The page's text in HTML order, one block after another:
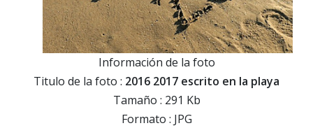
Información de la foto
Titulo de la foto : 2016 2017 escrito en la playa
Tamaño : 291 Kb
Formato : JPG